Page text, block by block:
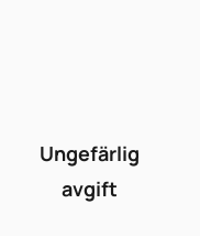
Ungefärlig
avgift